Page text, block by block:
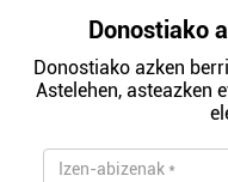
Donostiako
Donostiako azken
Astelehen, asteazken